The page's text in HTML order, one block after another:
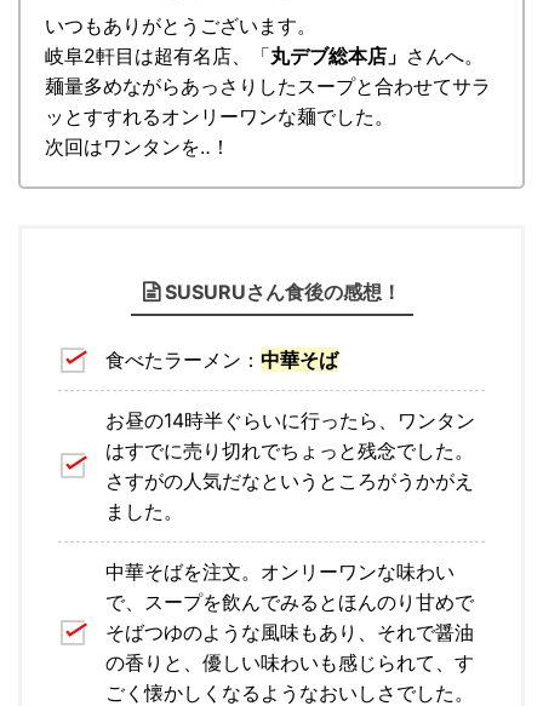
いつもありがとうございます。
岐阜2軒目は超有名店、「丸デブ総本店」 さんへ。
麺量多めながらあっさりしたスープと合わせてサラ
ッとすすれるオンリーワンな麺でした。
次回はワンタンを‥！
SUSURUさん食後の感想！
食べたラーメン： 中華そば
お昼の14時半ぐらいに行ったら、ワンタン
はすでに売り切れでちょっと残念でした。
さすがの人気だなというところがうかがえ
ました。
中華そばを注文。オンリーワンな味わい
で、スープを飲んでみるとほんのり甘めで
そばつゆのような風味もあり、それで醤油
の香りと、優しい味わいも感じられて、す
ごく懐かしくなるようなおいしさでした。